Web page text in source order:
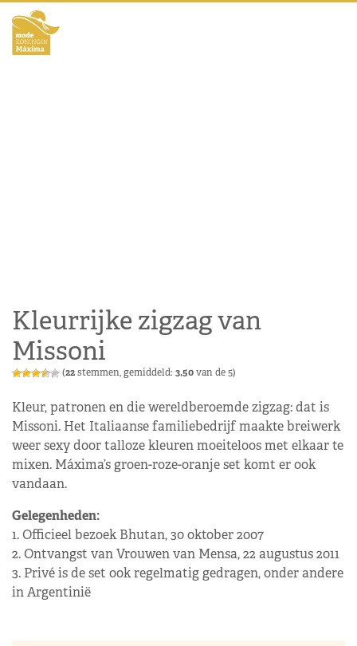
Kleurrijke zigzag van
Missoni
(22stemmen, gemiddeld: 3,50van de 5)
Kleur, patronen en die wereldberoemde zigzag: dat is
Missoni. Het Italiaanse familiebedrijf maakte breiwerk
weer sexy door talloze kleuren moeiteloos met elkaar te
mixen. Máxima’s groen-roze-oranje set komt er ook
vandaan.
Gelegenheden:
1. Officieel bezoek Bhutan, 30 oktober 2007
2. Ontvangst van Vrouwen van Mensa, 22 augustus 2011
3. Privé is de set ook regelmatig gedragen, onder andere
in Argentinië